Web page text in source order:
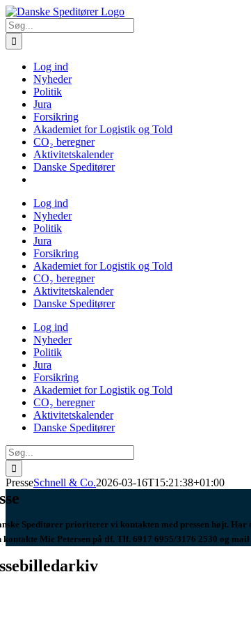
Skip
to
content
Søg
efter:
Log ind
Nyheder
Politik
Jura
Forsikring
Akademiet for Logistik og Told
CO₂ beregner
Aktivitetskalender
Danske Speditører
Log ind
Nyheder
Politik
Jura
Forsikring
Akademiet for Logistik og Told
CO₂ beregner
Aktivitetskalender
Danske Speditører
Log ind
Nyheder
Politik
Jura
Forsikring
Akademiet for Logistik og Told
CO₂ beregner
Aktivitetskalender
Danske Speditører
Søg
efter:
PresseSchnell & Co.2026-03-16T15:21:38+01:00
Speditører prioriterer vi kontakten med pressen højt.
kontakte Mie Petersen på tlf. Tlf. 6917 6955/3176 2530 og